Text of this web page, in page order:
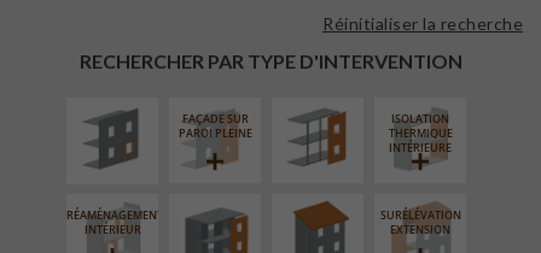
RECHERCHER PAR TYPE D'INTERVENTION
Réinitialiser la recherche
EXTÉRIEURE
FAÇADE SUR
PAROI PLEINE
FAÇADE SUR
LINÉAIRE
ISOLATION
THERMIQUE
INTÉRIEURE
RÉAMÉNAGEMENT
INTÉRIEUR
FERMETURE
LOGGIAS
RÉFECTION DES
TOITURES
SURÉLÉVATION
EXTENSION
AMÉNAGEMENT
EXTÉRIEUR